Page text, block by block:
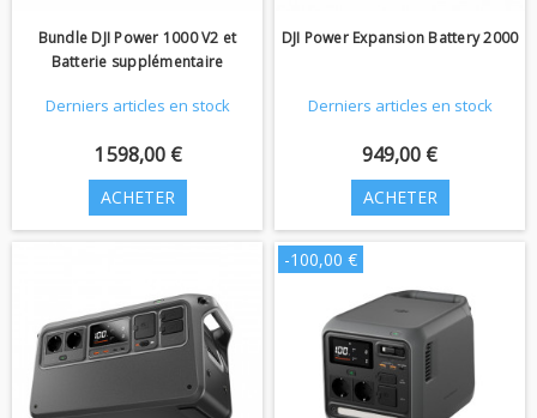
Bundle DJI Power 1000 V2 et
Batterie supplémentaire
Derniers articles en stock
1 598,00 €
ACHETER
DJI Power Expansion Battery 2000
Derniers articles en stock
949,00 €
ACHETER
-100,00 €